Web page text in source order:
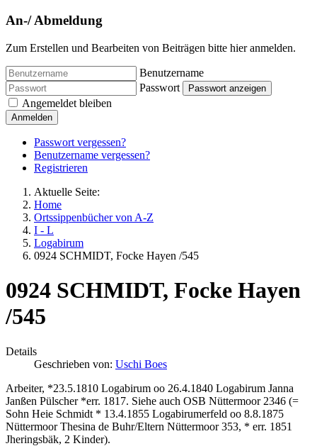
An-/ Abmeldung
Zum Erstellen und Bearbeiten von Beiträgen bitte hier anmelden.
Benutzername
Passwort
Passwort anzeigen
Angemeldet bleiben
Anmelden
Passwort vergessen?
Benutzername vergessen?
Registrieren
Aktuelle Seite:
Home
Ortssippenbücher von A-Z
I - L
Logabirum
0924 SCHMIDT, Focke Hayen /545
0924 SCHMIDT, Focke Hayen
/545
Details
Geschrieben von: Uschi Boes
Arbeiter, *23.5.1810 Logabirum oo 26.4.1840 Logabirum Janna
Janßen Pülscher *err. 1817. Siehe auch OSB Nüttermoor 2346 (=
Sohn Heie Schmidt * 13.4.1855 Logabirumerfeld oo 8.8.1875
Nüttermoor Thesina de Buhr/Eltern Nüttermoor 353, * err. 1851
Jheringsbäk, 2 Kinder).